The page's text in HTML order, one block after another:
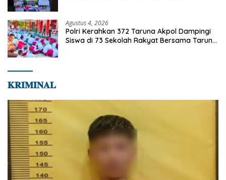
Agustus 4, 2026
Polri Kerahkan 372 Taruna Akpol Dampingi
Siswa di 73 Sekolah Rakyat Bersama Taruna
𝐊𝐑𝐈𝐌𝐈𝐍𝐀𝐋